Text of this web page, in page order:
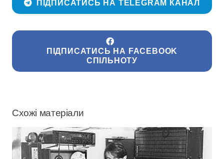
ПІДПИСАТИСЬ НА TELEGRAM КАНАЛ
ПІДПИСАТИСЬ НА FACEBOOK
СПІЛЬНОТУ
Схожі матеріали